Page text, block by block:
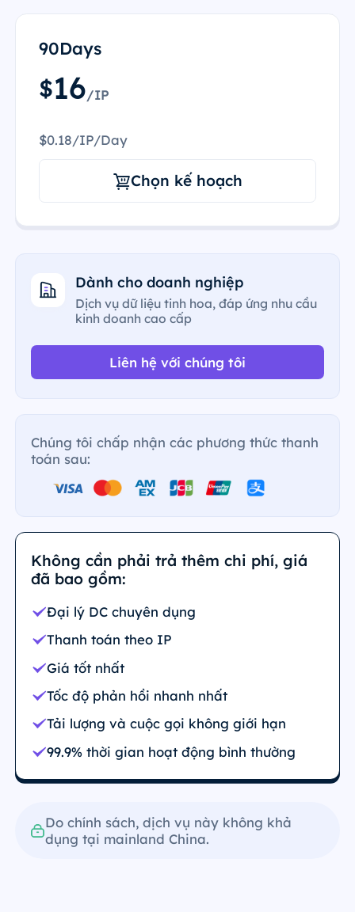
90Days
$16/IP
$0.18/IP/Day
Chọn kế hoạch
Dành cho doanh nghiệp
Dịch vụ dữ liệu tinh hoa, đáp ứng nhu cầu
kinh doanh cao cấp
Liên hệ với chúng tôi
Chúng tôi chấp nhận các phương thức thanh
toán sau:
Không cần phải trả thêm chi phí, giá
đã bao gồm:
Đại lý DC chuyên dụng
Thanh toán theo IP
Giá tốt nhất
Tốc độ phản hồi nhanh nhất
Tải lượng và cuộc gọi không giới hạn
99.9% thời gian hoạt động bình thường
Do chính sách, dịch vụ này không khả
dụng tại mainland China.